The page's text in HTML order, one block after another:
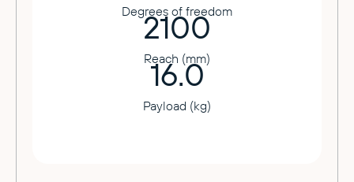
Degrees of freedom
2100
Reach (mm)
16.0
Payload (kg)